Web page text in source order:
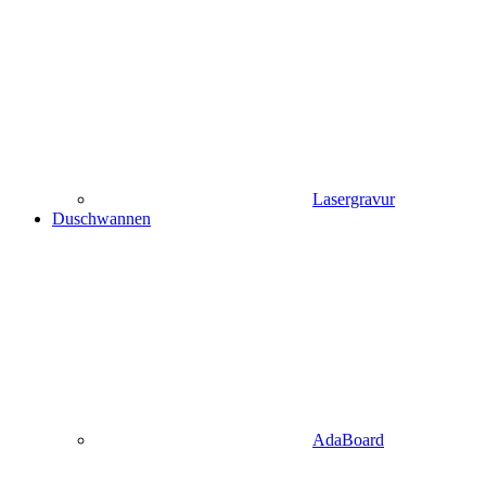
Lasergravur
Duschwannen
AdaBoard